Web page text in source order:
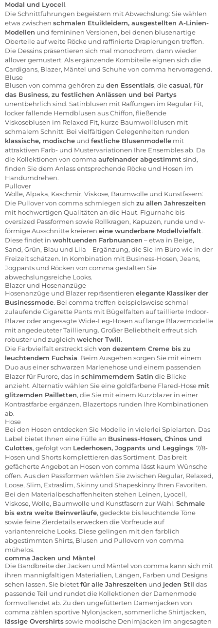
Modal und Lyocell.
Die Schnittführungen begeistern mit Abwechslung: Sie wählen
etwa zwischen schmalen Etuikleidern, ausgestellten A-Linien-
Modellen und femininen Versionen, bei denen blusenartige
Oberteile auf weite Röcke und raffinierte Drapierungen treffen.
Die Dessins präsentieren sich mal monochrom, dann wieder
allover gemustert. Als ergänzende Kombiteile eignen sich die
Cardigans, Blazer, Mäntel und Schuhe von comma hervorragend.
Bluse
Blusen von comma gehören zu den Essentials, diecasual, für
das Business, zu festlichen Anlässen und bei Partys
unentbehrlich sind. Satinblusen mit Raffungen im Regular Fit,
locker fallende Hemdblusen aus Chiffon, fließende
Viskoseblusen im Relaxed Fit, kurze Baumwollblusen mit
schmalem Schnitt: Bei vielfältigen Gelegenheiten runden
klassische, modische und festliche Blusenmodelle mit
attraktiven Farb- und Mustervariationen Ihre Ensembles ab. Da
die Kollektionen von comma aufeinander abgestimmt sind,
finden Sie dem Anlass entsprechende Röcke und Hosen im
Handumdrehen.
Pullover
Wolle, Alpaka, Kaschmir, Viskose, Baumwolle und Kunstfasern:
Die Pullovervon comma schmiegen sich zu allen Jahreszeiten
mit hochwertigen Qualitäten an die Haut. Figurnahe bis
oversized Passformen sowie Rollkragen, Kapuzen, runde und v-
förmige Ausschnitte kreieren eine wunderbare Modellvielfalt.
Diese findet in wohltuenden Farbnuancen – etwa in Beige,
Sand, Grün, Blau und Lila – Ergänzung, die Sie im Büro wie in der
Freizeit schätzen. In Kombination mit Business-Hosen, Jeans,
Jogpants und Röcken von comma gestalten Sie
abwechslungsreiche Looks.
Blazer und Hosenanzüge
Hosenanzüge und Blazer repräsentieren elegante Klassiker der
Businessmode. Bei comma treffen beispielsweise schmal
zulaufende Cigarette Pants mit Bügelfalten auf taillierte Indoor-
Blazer oder angesagte Wide-Leg-Hosen auf lange Blazermodelle
mit angedeuteter Taillierung. Großer Beliebtheit erfreut sich
robuster und zugleich weicher Twill.
Die Farbvielfalt erstreckt sich von dezentem Creme bis zu
leuchtendem Fuchsia. Beim Ausgehen sorgen Sie mit einem
Duo aus einer schwarzen Marlenehose und einem passenden
Blazer für Furore, das in schimmerndem Satin die Blicke
anzieht. Alternativ wählen Sie eine goldfarbene Flared-Hose mit
glitzernden Pailletten, die Sie mit einem Kurzblazer in einer
Kontrastfarbe ergänzen. Blazertops runden Ihre Kombinationen
ab.
Hose
Bei den Hosen entdecken Sie Modelle in vielerlei Spielarten. Das
Label bietet Ihnen eine Fülle an Business-Hosen, Chinos und
Culottes, gefolgt von Lederhosen, Jogpants und Leggings. 7/8-
Hosen und Shorts komplettieren das Sortiment. Das breit
gefächerte Angebot an Hosen von comma lässt kaum Wünsche
offen. Aus den Passformen wählen Sie zwischen Regular, Relaxed,
Loose, Slim, Extraslim, Skinny und Shapeskinny Ihren Favoriten.
Bei den Materialbeschaffenheiten stehen Leinen, Lyocell,
Viskose, Wolle, Baumwolle und Kunstfasern zur Wahl. Schmale
bis extra weite Beinverläufe, gedeckte bis leuchtende Töne
sowie feine Zierdetails erwecken die Vorfreude auf
variantenreiche Looks. Diese gelingen mit den farblich
abgestimmten Shirts, Blusen und Pullovern von comma
mühelos.
comma Jacken und Mäntel
Die Bandbreite der Jacken und Mäntel von comma kann sich mit
ihren mannigfaltigen Materialien, Längen, Farben und Designs
sehen lassen. Sie bietetfür alle Jahreszeiten und jeden Stil das
passende Teil und rundet die Kollektionen der Damenmode
formvollendet ab. Zu den ungefütterten Damenjacken von
comma zählen sportive Nylonjacken, sommerliche Shirtjacken,
lässige Overshirtssowie modische Denimjacken im angesagten